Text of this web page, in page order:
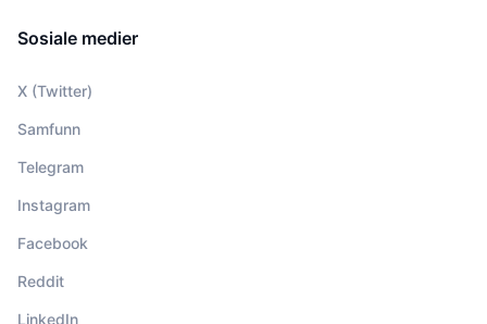
Sosiale medier
X (Twitter)
Samfunn
Telegram
Instagram
Facebook
Reddit
LinkedIn